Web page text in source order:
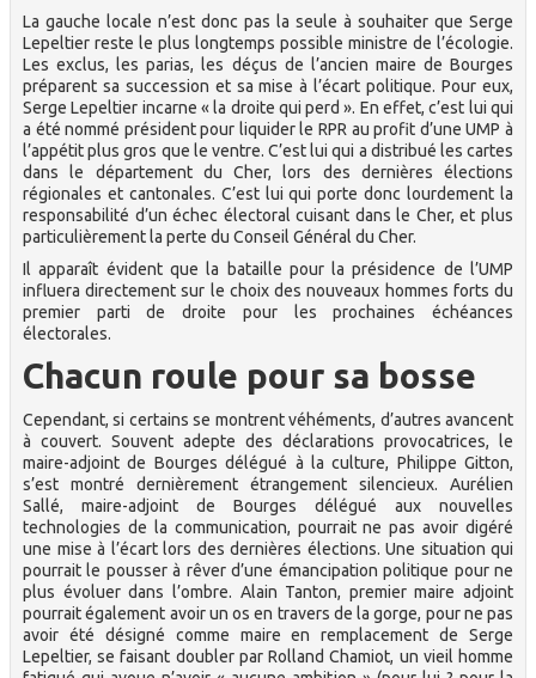
La gauche locale n’est donc pas la seule à souhaiter que Serge
Lepeltier reste le plus longtemps possible ministre de l’écologie.
Les exclus, les parias, les déçus de l’ancien maire de Bourges
préparent sa succession et sa mise à l’écart politique. Pour eux,
Serge Lepeltier incarne « la droite qui perd ». En effet, c’est lui qui
a été nommé président pour liquider le RPR au profit d’une UMP à
l’appétit plus gros que le ventre. C’est lui qui a distribué les cartes
dans le département du Cher, lors des dernières élections
régionales et cantonales. C’est lui qui porte donc lourdement la
responsabilité d’un échec électoral cuisant dans le Cher, et plus
particulièrement la perte du Conseil Général du Cher.
Il apparaît évident que la bataille pour la présidence de l’UMP
influera directement sur le choix des nouveaux hommes forts du
premier parti de droite pour les prochaines échéances
électorales.
Chacun roule pour sa bosse
Cependant, si certains se montrent véhéments, d’autres avancent
à couvert. Souvent adepte des déclarations provocatrices, le
maire-adjoint de Bourges délégué à la culture, Philippe Gitton,
s’est montré dernièrement étrangement silencieux. Aurélien
Sallé, maire-adjoint de Bourges délégué aux nouvelles
technologies de la communication, pourrait ne pas avoir digéré
une mise à l’écart lors des dernières élections. Une situation qui
pourrait le pousser à rêver d’une émancipation politique pour ne
plus évoluer dans l’ombre. Alain Tanton, premier maire adjoint
pourrait également avoir un os en travers de la gorge, pour ne pas
avoir été désigné comme maire en remplacement de Serge
Lepeltier, se faisant doubler par Rolland Chamiot, un vieil homme